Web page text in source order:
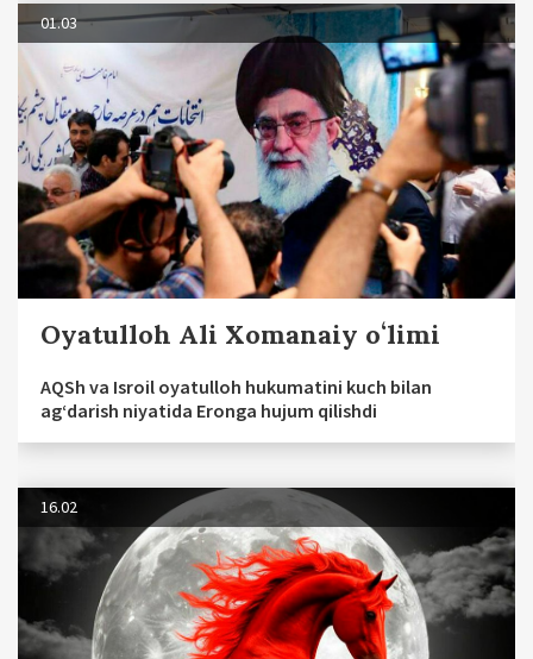
01.03
Oyatulloh Ali Xomanaiy oʻlimi
AQSh va Isroil oyatulloh hukumatini kuch bilan
agʻdarish niyatida Eronga hujum qilishdi
16.02